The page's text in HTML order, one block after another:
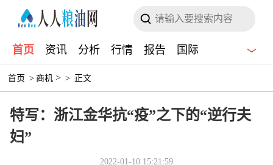
首页 资讯 分析 行情 报告 国际
首页 > 商机 > > 正文
特写：浙江金华抗“疫”之下的“逆行夫
妇”
2022-01-10 15:21:59